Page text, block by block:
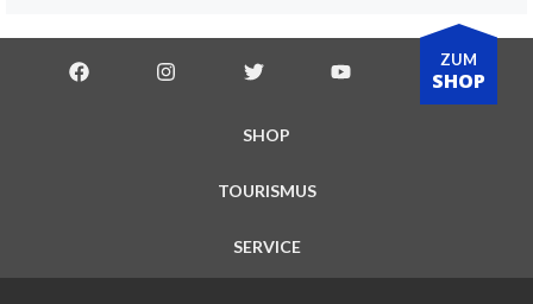
SHOP
TOURISMUS
SERVICE
ZUM
SHOP